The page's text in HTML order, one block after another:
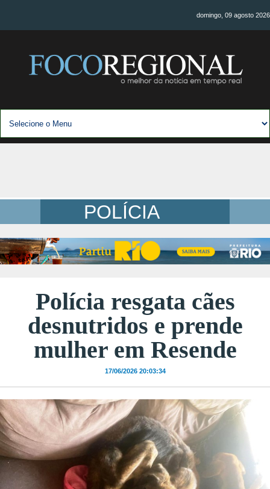
domingo, 09 agosto 2026
POLÍCIA
Polícia resgata cães
desnutridos e prende
mulher em Resende
17/06/2026 20:03:34